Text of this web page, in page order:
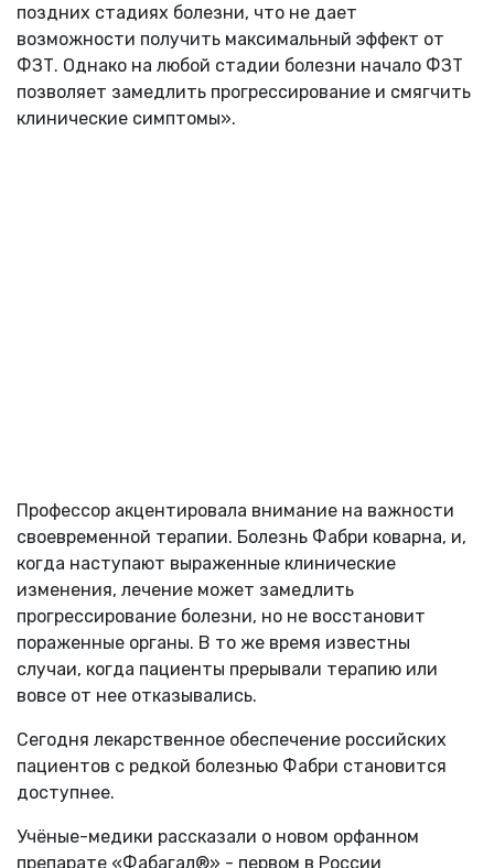
поздних стадиях болезни, что не дает
возможности получить максимальный эффект от
ФЗТ. Однако на любой стадии болезни начало ФЗТ
позволяет замедлить прогрессирование и смягчить
клинические симптомы».
Профессор акцентировала внимание на важности
своевременной терапии. Болезнь Фабри коварна, и,
когда наступают выраженные клинические
изменения, лечение может замедлить
прогрессирование болезни, но не восстановит
пораженные органы. В то же время известны
случаи, когда пациенты прерывали терапию или
вовсе от нее отказывались.
Сегодня лекарственное обеспечение российских
пациентов с редкой болезнью Фабри становится
доступнее.
Учёные-медики рассказали о новом орфанном
препарате «Фабагал®» - первом в России